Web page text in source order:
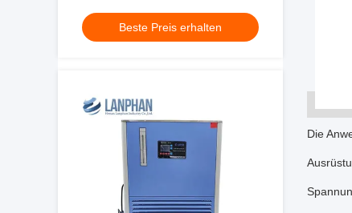
200L
Beste Preis erhalten
Die